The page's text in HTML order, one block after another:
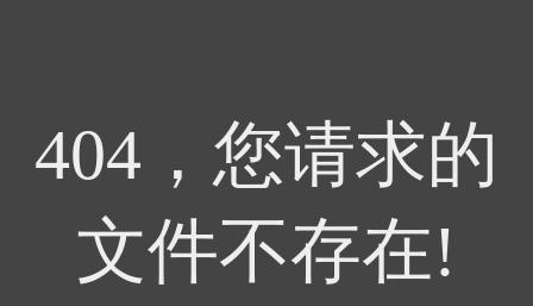
404，您请求的
文件不存在!